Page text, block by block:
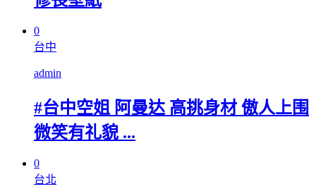
0
台中
admin
#台中空姐 阿曼达 高挑身材 傲人上围
微笑有礼貌 ...
0
台北